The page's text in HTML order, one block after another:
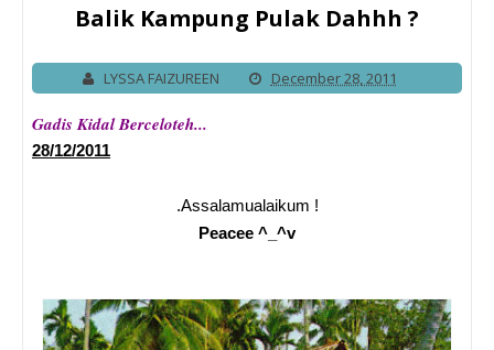
Balik Kampung Pulak Dahhh ?
LYSSA FAIZUREEN December 28, 2011
Gadis Kidal Berceloteh...
28/12/2011
.Assalamualaikum !
Peacee ^_^v